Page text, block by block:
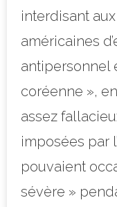
interdisant
américaines
antipersonnel
coréenne »,
assez
imposées par
pouvaient
sévère »